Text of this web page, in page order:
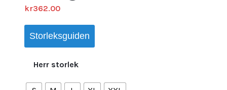
kr362.00
Storleksguiden
Herr storlek